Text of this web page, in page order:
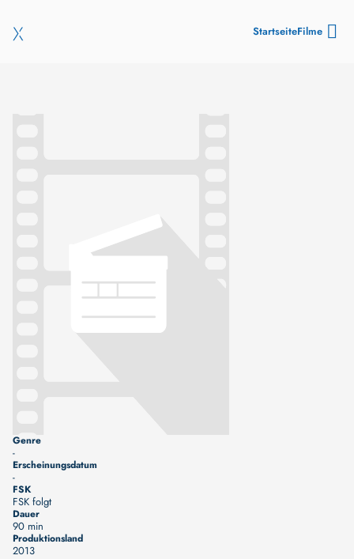
StartseiteFilme
Genre
-
Erscheinungsdatum
-
FSK
FSK folgt
Dauer
90 min
Produktionsland
2013